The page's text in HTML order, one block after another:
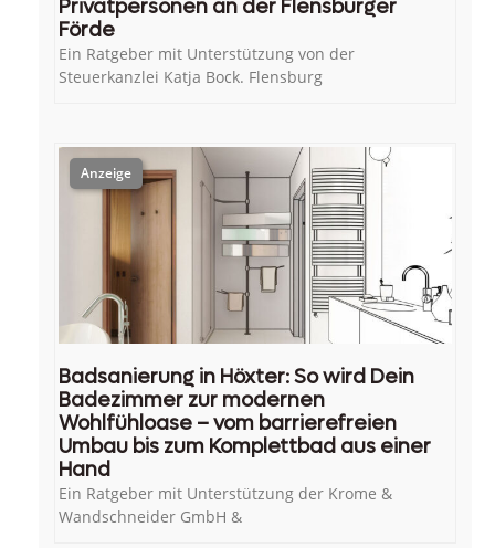
Privatpersonen an der Flensburger
Förde
Ein Ratgeber mit Unterstützung von der
Steuerkanzlei Katja Bock. Flensburg
Badsanierung in Höxter: So wird Dein
Badezimmer zur modernen
Wohlfühloase – vom barrierefreien
Umbau bis zum Komplettbad aus einer
Hand
Ein Ratgeber mit Unterstützung der Krome &
Wandschneider GmbH &